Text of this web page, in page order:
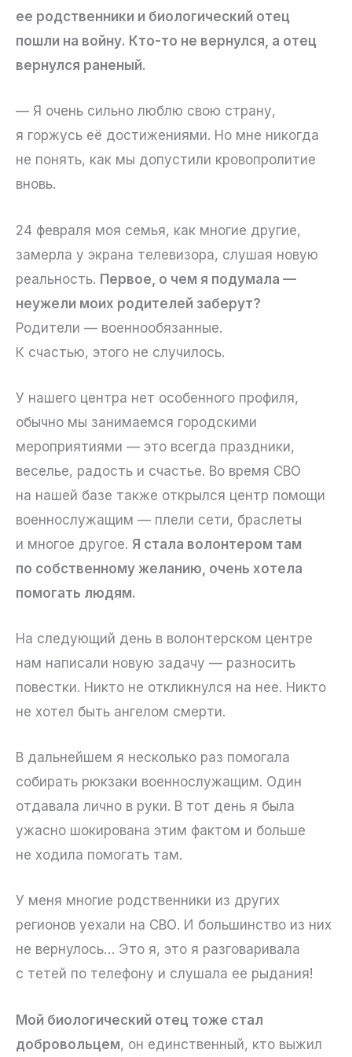
ее родственники и биологический отец
пошли на войну. Кто-то не вернулся, а отец
вернулся раненый.
— Я очень сильно люблю свою страну,
я горжусь её достижениями. Но мне никогда
не понять, как мы допустили кровопролитие
вновь.
24 февраля моя семья, как многие другие,
замерла у экрана телевизора, слушая новую
реальность. Первое, о чем я подумала —
неужели моих родителей заберут?
Родители — военнообязанные.
К счастью, этого не случилось.
У нашего центра нет особенного профиля,
обычно мы занимаемся городскими
мероприятиями — это всегда праздники,
веселье, радость и счастье. Во время СВО
на нашей базе также открылся центр помощи
военнослужащим — плели сети, браслеты
и многое другое. Я стала волонтером там
по собственному желанию, очень хотела
помогать людям.
На следующий день в волонтерском центре
нам написали новую задачу — разносить
повестки. Никто не откликнулся на нее. Никто
не хотел быть ангелом смерти.
В дальнейшем я несколько раз помогала
собирать рюкзаки военнослужащим. Один
отдавала лично в руки. В тот день я была
ужасно шокирована этим фактом и больше
не ходила помогать там.
У меня многие родственники из других
регионов уехали на СВО. И большинство из них
не вернулось… Это я, это я разговаривала
с тетей по телефону и слушала ее рыдания!
Мой биологический отец тоже стал
добровольцем, он единственный, кто выжил